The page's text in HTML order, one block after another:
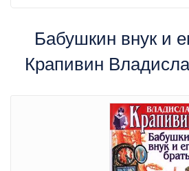
Бабушкин внук и
Крапивин